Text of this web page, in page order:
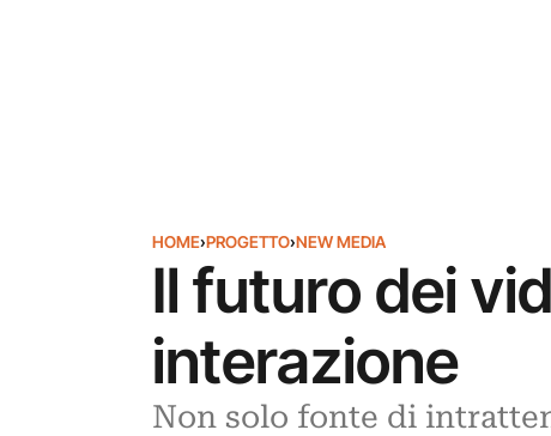
HOME›PROGETTO›NEW MEDIA
Il futuro dei
interazione
Non solo fonte di